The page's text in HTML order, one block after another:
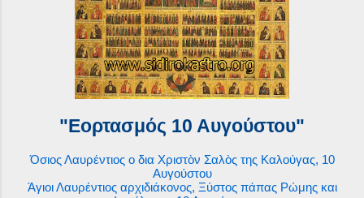
"Εορτασμός 10 Αυγούστου"
Όσιος Λαυρέντιος ο δια Χριστὸν Σαλὸς της Καλούγας, 10
Αυγούστου
Άγιοι Λαυρέντιος αρχιδιάκονος, Ξύστος πάπας Ρώμης και